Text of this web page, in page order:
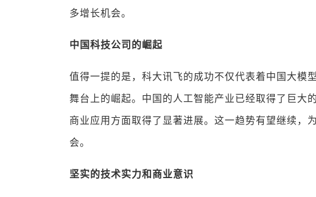
多增长机会。
中国科技公司的崛起
值得一提的是，科大讯飞的成功不仅代表着中国大模
舞台上的崛起。中国的人工智能产业已经取得了巨大
商业应用方面取得了显著进展。这一趋势有望继续，
会。
坚实的技术实力和商业意识